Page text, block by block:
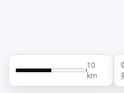
10
km